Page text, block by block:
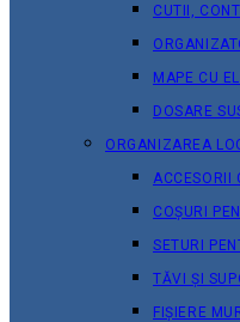
CUTII,
MAPE CU
DOSARE
ORGANIZAREA
ACCESORII
COȘURI
SETURI
TĂVI ȘI
FIȘIERE